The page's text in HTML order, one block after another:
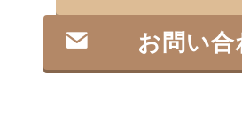
お問い